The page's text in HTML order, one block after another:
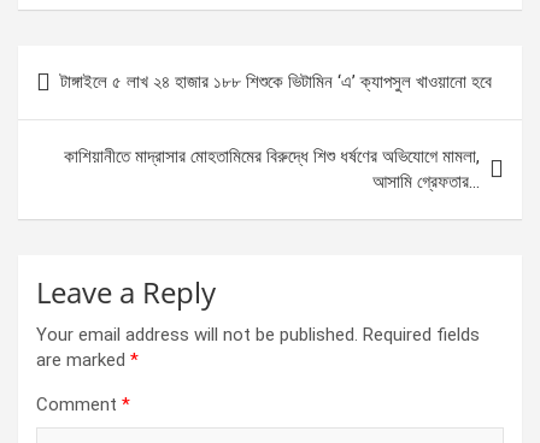
ce
b
o
o
se
g
er
at
A
p
ar
Post
navigation
টাঙ্গাইলে ৫ লাখ ২৪ হাজার ১৮৮ শিশুকে ভিটামিন ‘এ’ ক্যাপসুল খাওয়ানো হবে
কাশিয়ানীতে মাদ্রাসার মোহতামিমের বিরুদ্ধে শিশু ধর্ষণের অভিযোগে মামলা,
আসামি গ্রেফতার…
Leave a Reply
Your email address will not be published. Required fields
are marked *
Comment *